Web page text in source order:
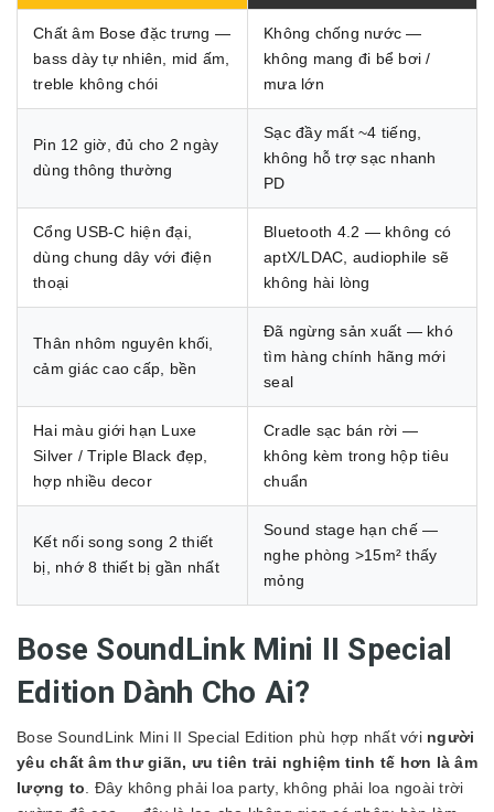
Chất âm Bose đặc trưng —
bass dày tự nhiên, mid ấm,
treble không chói
Không chống nước —
không mang đi bể bơi /
mưa lớn
Pin 12 giờ, đủ cho 2 ngày
dùng thông thường
Sạc đầy mất ~4 tiếng,
không hỗ trợ sạc nhanh
PD
Cổng USB-C hiện đại,
dùng chung dây với điện
thoại
Bluetooth 4.2 — không có
aptX/LDAC, audiophile sẽ
không hài lòng
Thân nhôm nguyên khối,
cảm giác cao cấp, bền
Đã ngừng sản xuất — khó
tìm hàng chính hãng mới
seal
Hai màu giới hạn Luxe
Silver / Triple Black đẹp,
hợp nhiều decor
Cradle sạc bán rời —
không kèm trong hộp tiêu
chuẩn
Kết nối song song 2 thiết
bị, nhớ 8 thiết bị gần nhất
Sound stage hạn chế —
nghe phòng >15m² thấy
mỏng
Bose SoundLink Mini II Special
Edition Dành Cho Ai?
Bose SoundLink Mini II Special Edition phù hợp nhất với người
yêu chất âm thư giãn, ưu tiên trải nghiệm tinh tế hơn là âm
lượng to. Đây không phải loa party, không phải loa ngoài trời